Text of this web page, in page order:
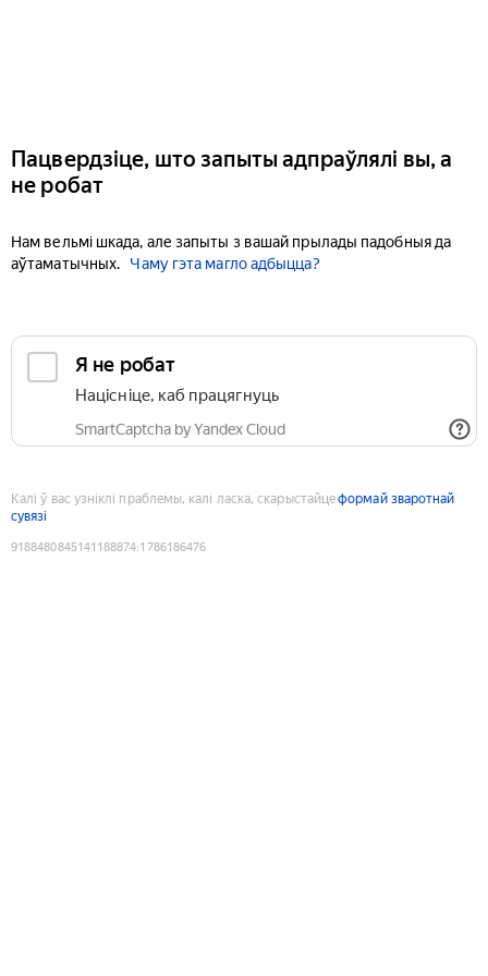
Пацвердзіце, што запыты адпраўлялі вы, а
не робат
Нам вельмі шкада, але запыты з вашай прылады падобныя да
аўтаматычных.
Чаму гэта магло адбыцца?
Я не робат
Націсніце, каб працягнуць
SmartCaptcha by Yandex Cloud
Калі ў вас узніклі праблемы, калі ласка, скарыстайцеформай зваротнай
сувязі
9188480845141188874:1786186476